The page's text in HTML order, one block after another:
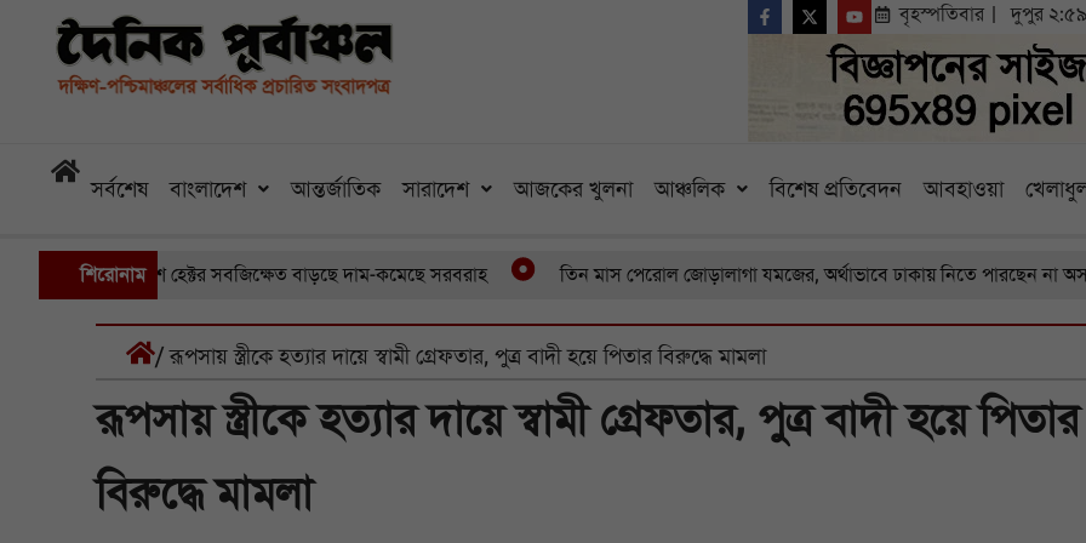
বৃহস্পতিবার দুপুর ২:৫৯
সর্বশেষ বাংলাদেশ আন্তর্জাতিক সারাদেশ আজকের খুলনা আঞ্চলিক বিশেষ প্রতিবেদন আবহাওয়া
শিরোনাম
ডুবেছে আড়াইশ হেক্টর সবজিক্ষেত বাড়ছে দাম-কমেছে সরবরাহ তিন মাস পেরোল জোড়ালাগা যমজের, অর্থাভাবে ঢাকায় নিতে পারছেন না অসহায়
/ রূপসায় স্ত্রীকে হত্যার দায়ে স্বামী গ্রেফতার, পুত্র বাদী হয়ে পিতার বিরুদ্ধে মামলা
রূপসায় স্ত্রীকে হত্যার দায়ে স্বামী গ্রেফতার, পুত্র বাদী হয়ে পিতার
বিরুদ্ধে মামলা